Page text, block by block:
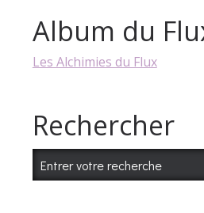
Album du
Les Alchimies du Flux
Rechercher